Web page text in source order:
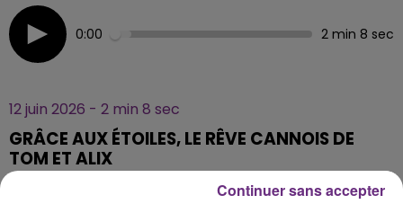
0:00 2 min 8 sec
12 juin 2026 - 2 min 8 sec
GRÂCE AUX ÉTOILES, LE RÊVE CANNOIS DE
TOM ET ALIX
Continuer sans accepter